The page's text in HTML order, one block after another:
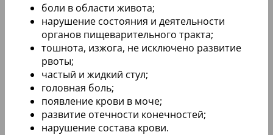
боли в области живота;
нарушение состояния и деятельности
органов пищеварительного тракта;
тошнота, изжога, не исключено развитие
рвоты;
частый и жидкий стул;
головная боль;
появление крови в моче;
развитие отечности конечностей;
нарушение состава крови.